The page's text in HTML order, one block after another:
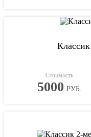
Стоимость
5000 РУБ.